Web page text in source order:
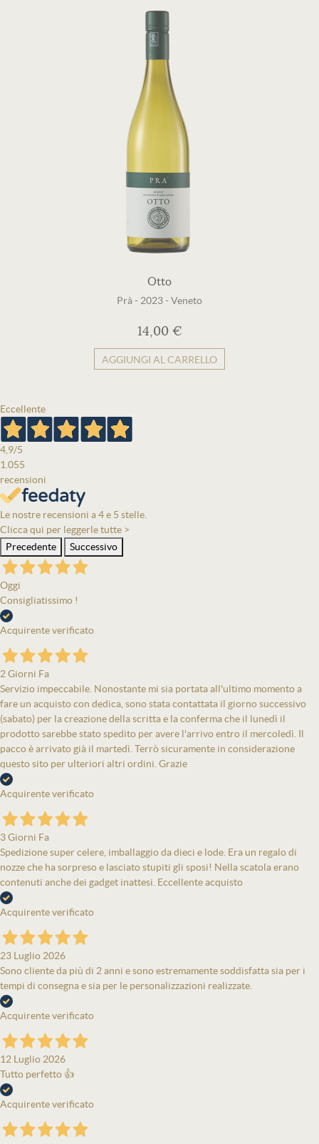
Otto
Prà- 2023- Veneto
14,00 €
AGGIUNGI AL CARRELLO
Eccellente
4,9/5
1.055
recensioni
Le nostre recensioni a 4 e 5 stelle.
Clicca qui per leggerle tutte >
Precedente
Successivo
Oggi
Consigliatissimo !
Acquirente verificato
2 Giorni Fa
Servizio impeccabile. Nonostante mi sia portata all'ultimo momento a
fare un acquisto con dedica, sono stata contattata il giorno successivo
(sabato) per la creazione della scritta e la conferma che il lunedì il
prodotto sarebbe stato spedito per avere l'arrivo entro il mercoledì. Il
pacco è arrivato già il martedì. Terrò sicuramente in considerazione
questo sito per ulteriori altri ordini. Grazie
Acquirente verificato
3 Giorni Fa
Spedizione super celere, imballaggio da dieci e lode. Era un regalo di
nozze che ha sorpreso e lasciato stupiti gli sposi! Nella scatola erano
contenuti anche dei gadget inattesi. Eccellente acquisto
Acquirente verificato
23 Luglio 2026
Sono cliente da più di 2 anni e sono estremamente soddisfatta sia per i
tempi di consegna e sia per le personalizzazioni realizzate.
Acquirente verificato
12 Luglio 2026
Tutto perfetto 👍
Acquirente verificato